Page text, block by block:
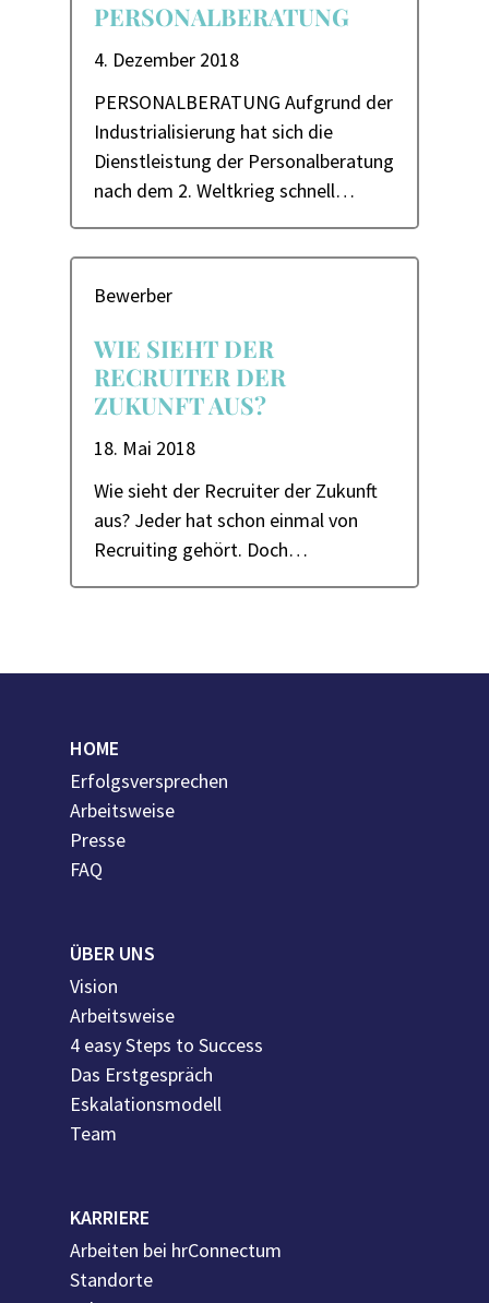
4. Dezember 2018
PERSONALBERATUNG
PERSONALBERATUNG Aufgrund der
Industrialisierung hat sich die
Dienstleistung der Personalberatung
nach dem 2. Weltkrieg schnell…
Bewerber
18. Mai 2018
WIE SIEHT DER
RECRUITER DER
ZUKUNFT AUS?
Wie sieht der Recruiter der Zukunft
aus? Jeder hat schon einmal von
Recruiting gehört. Doch…
HOME
Erfolgsversprechen
Arbeitsweise
Presse
FAQ
ÜBER UNS
Vision
Arbeitsweise
4 easy Steps to Success
Das Erstgespräch
Eskalationsmodell
Team
KARRIERE
Arbeiten bei hrConnectum
Standorte